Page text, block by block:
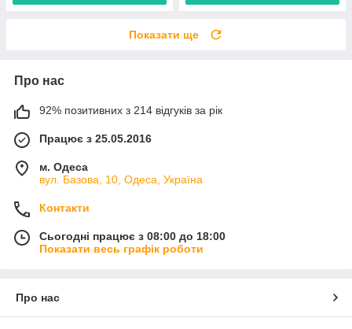
Показати ще
Про нас
92% позитивних з 214 відгуків за рік
Працює з 25.05.2016
м. Одеса
вул. Базова, 10, Одеса, Україна
Контакти
Сьогодні працює з 08:00 до 18:00
Показати весь графік роботи
Про нас